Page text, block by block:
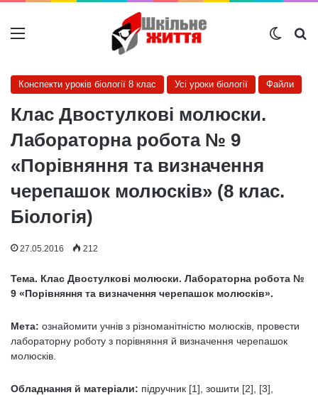
Меню
Конспекти уроків біології 8 клас Усі уроки біології Файли
Клас Двостулкові молюски.
Лабораторна робота № 9
«Порівняння та визначення
черепашок молюсків» (8 клас.
Біологія)
27.05.2016 212
Тема. Клас Двостулкові молюски. Лабораторна робота №
9 «Порівняння та визначення черепашок молюсків».
Мета: ознайомити учнів з різноманітністю молюсків, провести
лабораторну роботу з порівняння й визначення черепашок
молюсків.
Обладнання й матеріали: підручник [1], зошити [2], [3],